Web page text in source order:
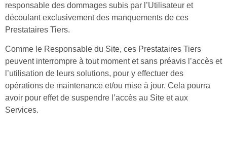
responsable des dommages subis par l’Utilisateur et
découlant exclusivement des manquements de ces
Prestataires Tiers.
Comme le Responsable du Site, ces Prestataires Tiers
peuvent interrompre à tout moment et sans préavis l’accès et
l’utilisation de leurs solutions, pour y effectuer des
opérations de maintenance et/ou mise à jour. Cela pourra
avoir pour effet de suspendre l’accès au Site et aux
Services.